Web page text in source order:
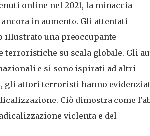
online nel 2021, la minaccia
in aumento. Gli attentati
illustrato una preoccupante
su scala globale. Gli
e si sono ispirati ad altri
gli attori terroristi hanno
Ciò dimostra come
violenta e del